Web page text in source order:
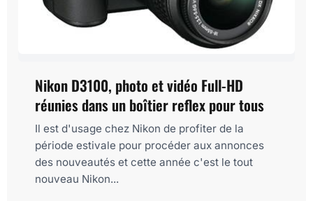
Nikon D3100, photo et vidéo Full-HD
réunies dans un boîtier reflex pour tous
Il est d'usage chez Nikon de profiter de la
période estivale pour procéder aux annonces
des nouveautés et cette année c'est le tout
nouveau Nikon...